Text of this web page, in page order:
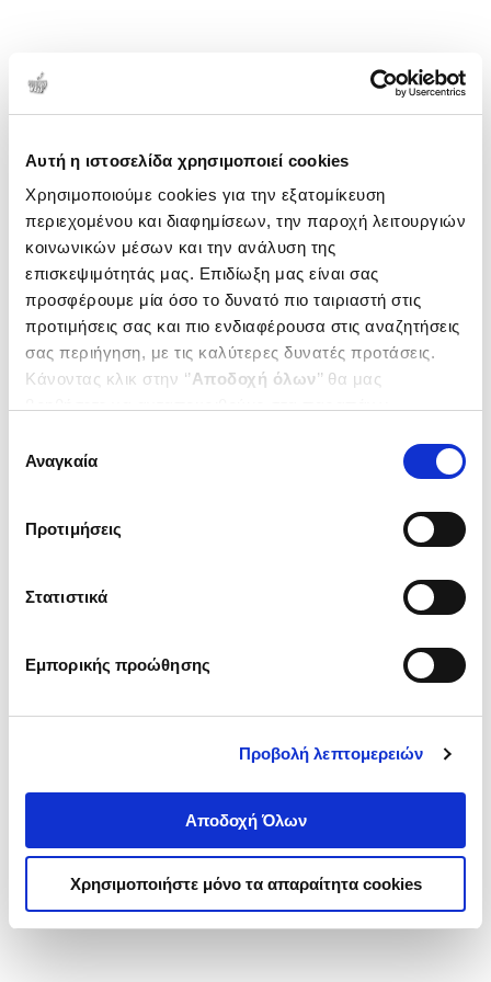
Αυτή η ιστοσελίδα χρησιμοποιεί cookies
Χρησιμοποιούμε cookies για την εξατομίκευση
περιεχομένου και διαφημίσεων, την παροχή λειτουργιών
κοινωνικών μέσων και την ανάλυση της
επισκεψιμότητάς μας. Επιδίωξη μας είναι σας
προσφέρουμε μία όσο το δυνατό πιο ταιριαστή στις
προτιμήσεις σας και πιο ενδιαφέρουσα στις αναζητήσεις
σας περιήγηση, με τις καλύτερες δυνατές προτάσεις.
Κάνοντας κλικ στην ‘’Αποδοχή όλων’’ θα μας
ενδιαφέρουν και να επιλέξετε από τα παρακάτω με την
΄΄και να ενημερωθείτε σχετικά με
συγκατάθεσης
Αναγκαία
Προτιμήσεις
Στατιστικά
Εμπορικής προώθησης
Προβολή λεπτομερειών
Αποδοχή Όλων
Χρησιμοποιήστε μόνο τα απαραίτητα cookies